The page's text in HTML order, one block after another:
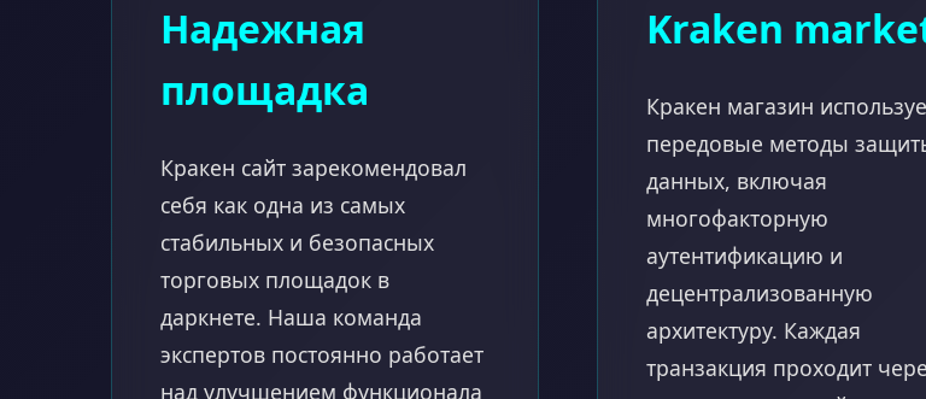
Надежная
площадка
Кракен сайт зарекомендовал
себя как одна из самых
стабильных и безопасных
торговых площадок в
даркнете. Наша команда
экспертов постоянно работает
над улучшением функционала
Kraken
Кракен магазин
передовые методы
данных, включая
многофакторную
аутентификацию и
децентрализованную
архитектуру. Каждая
транзакция проходит